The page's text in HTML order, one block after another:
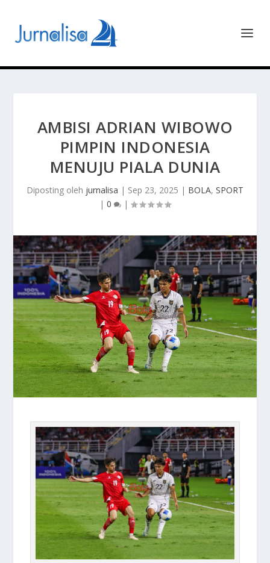
AMBISI ADRIAN WIBOWO
PIMPIN INDONESIA
MENUJU PIALA DUNIA
Diposting oleh jurnalisa | Sep 23, 2025 | BOLA, SPORT
| 0 |